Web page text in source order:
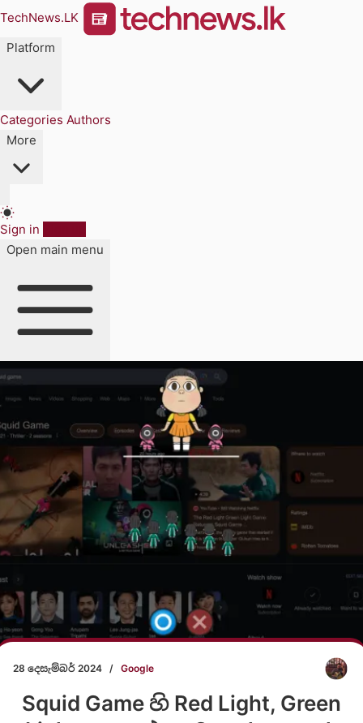
TechNews.LK
Platform
Categories Authors
More
Sign in
Open main menu
28 දෙසැම්බර් 2024 / Google
Squid Game හි Red Light, Green